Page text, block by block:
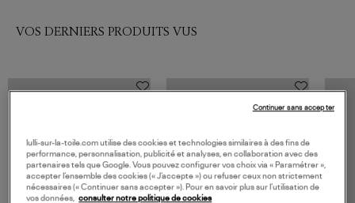
VOS DERNIERS PRODUITS VUS
lulli-sur-la-toile.com utilise des cookies et technologies similaires à des fins de
performance, personnalisation, publicité et analyses, en collaboration avec des
partenaires tels que Google. Vous pouvez configurer vos choix via « Paramétrer »,
accepter l’ensemble des cookies (« J’accepte ») ou refuser ceux non strictement
nécessaires (« Continuer sans accepter »). Pour en savoir plus sur l’utilisation de
vos données,
consulter notre politique de cookies
Continuer sans accepter